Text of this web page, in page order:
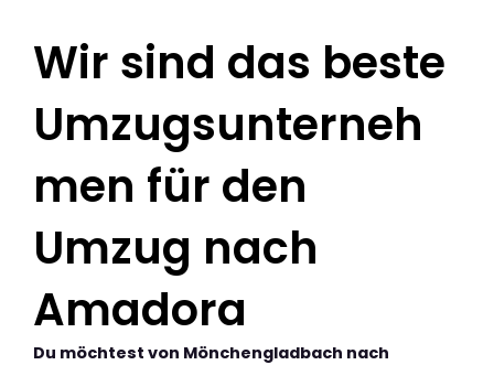
Wir sind das beste
Umzugsunterneh
men für den
Umzug nach
Amadora
Du möchtest von Mönchengladbach nach